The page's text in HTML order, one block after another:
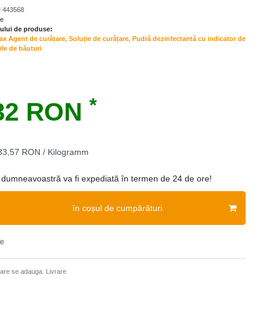
443568
de produse:
Agent de curățare, Soluție de curățare, Pudră dezinfectantă cu indicator de
de băuturi
RON *
RON / Kilogramm
va fi expediată în termen de 24 de ore!
în coșul de cumpărături
se adauga. Livrare